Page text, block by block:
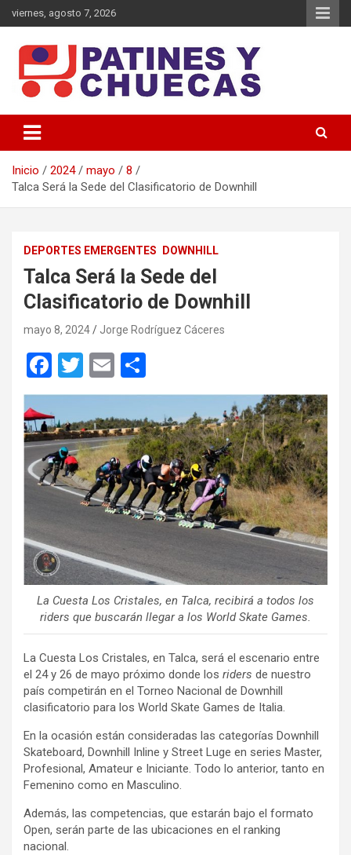
Saltar
al
viernes, agosto 7, 2026
Patines y Chuecas
Inicio 2024 mayo
8
Talca Será la Sede del Clasificatorio de Downhill
DEPORTES EMERGENTES DOWNHILL
Talca Será la Sede del
Clasificatorio de Downhill
mayo 8, 2024 Jorge Rodríguez Cáceres
F
a
ce
b
o
o
T
wi
tt
er
E
m
ail
o
m
p
ar
tir
La Cuesta Los Cristales, en Talca, recibirá a todos los
riders que buscarán llegar a los World Skate Games.
La Cuesta Los Cristales, en Talca, será el escenario entre
el 24 y 26 de mayo próximo donde los riders de nuestro
país competirán en el Torneo Nacional de Downhill
clasificatorio para los World Skate Games de Italia.
En la ocasión están consideradas las categorías Downhill
Skateboard, Downhill Inline y Street Luge en series Master,
Profesional, Amateur e Iniciante. Todo lo anterior, tanto en
Femenino como en Masculino.
Además, las competencias, que estarán bajo el formato
Open, serán parte de las ubicaciones en el ranking
nacional.